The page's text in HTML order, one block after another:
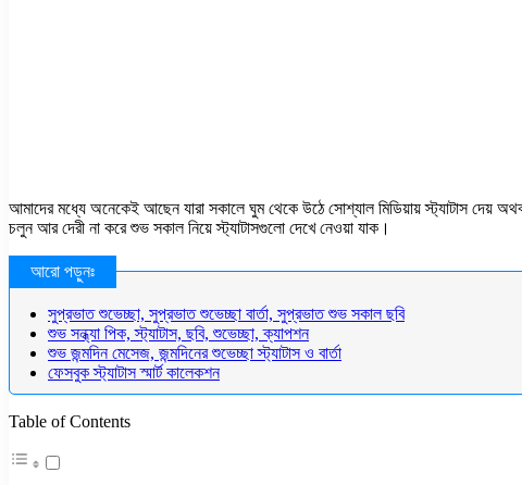
আমাদের মধ্যে অনেকেই আছেন যারা সকালে ঘুম থেকে উঠে সোশ্যাল মিডিয়ায় স্ট্যাটাস দেয়
চলুন আর দেরী না করে শুভ সকাল নিয়ে স্ট্যাটাসগুলো দেখে নেওয়া যাক।
সুপ্রভাত শুভেচ্ছা, সুপ্রভাত শুভেচ্ছা বার্তা, সুপ্রভাত শুভ সকাল ছবি
শুভ সন্ধ্যা পিক, স্ট্যাটাস, ছবি, শুভেচ্ছা, ক্যাপশন
শুভ জন্মদিন মেসেজ, জন্মদিনের শুভেচ্ছা স্ট্যাটাস ও বার্তা
ফেসবুক স্ট্যাটাস স্মার্ট কালেকশন
Table of Contents